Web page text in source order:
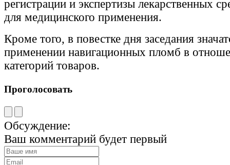
регистрации и экспертизы лекарственных
для медицинского применения.
Кроме того, в повестке дня заседания
применении навигационных пломб в
категорий товаров.
Проголосовать
Обсуждение:
Ваш комментарий будет первый